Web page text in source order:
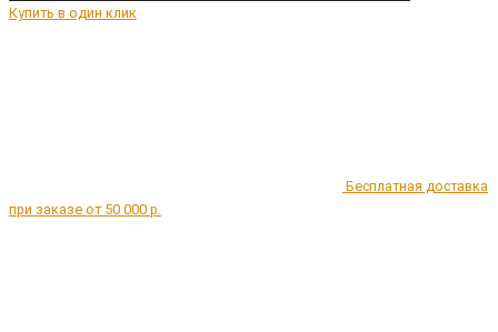
Купить в один клик
Бесплатная доставка
при заказе от 50 000 р.